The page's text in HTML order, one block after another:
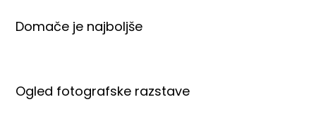
Domače je najboljše
Ogled fotografske razstave